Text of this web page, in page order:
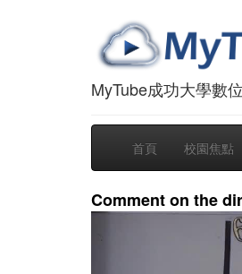
MyTube成功大學數
首頁 校園焦點
Comment on the